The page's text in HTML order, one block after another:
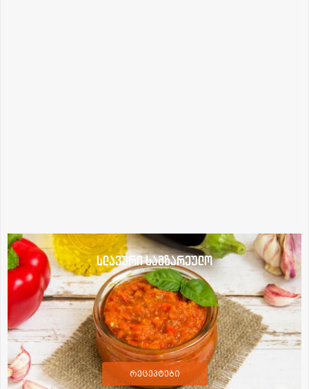
სლავური სამზარეულო
რეცეპტები